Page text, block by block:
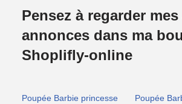
Pensez à regarder
annonces dans ma
Shoplifly-online
Poupée Barbie princesse
Poupée